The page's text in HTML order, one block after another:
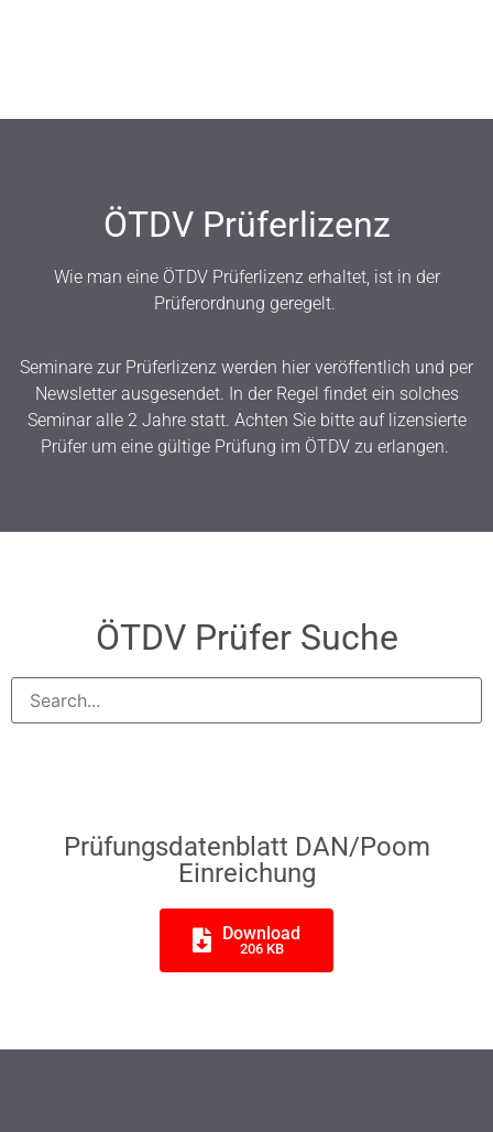
ÖTDV Prüferlizenz
Wie man eine ÖTDV Prüferlizenz erhaltet, ist in der
Prüferordnung geregelt.
Seminare zur Prüferlizenz werden hier veröffentlich und per
Newsletter ausgesendet. In der Regel findet ein solches
Seminar alle 2 Jahre statt. Achten Sie bitte auf lizensierte
Prüfer um eine gültige Prüfung im ÖTDV zu erlangen.
ÖTDV Prüfer Suche
Prüfungsdatenblatt DAN/Poom
Einreichung
Download
206 KB